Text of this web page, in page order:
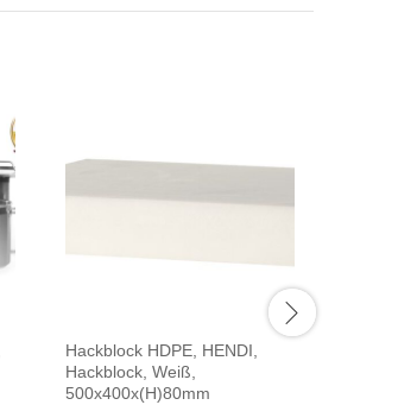
Hackblock HDPE, HENDI,
Hackblock, Weiß,
500x400x(H)80mm